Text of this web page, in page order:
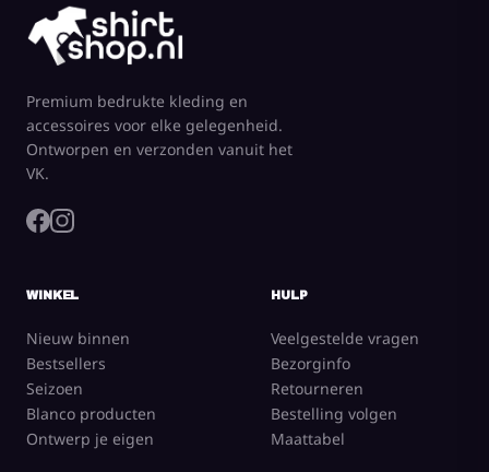
Premium bedrukte kleding en
accessoires voor elke gelegenheid.
Ontworpen en verzonden vanuit het
VK.
WINKEL
Nieuw binnen
Bestsellers
Seizoen
Blanco producten
Ontwerp je eigen
HULP
Veelgestelde vragen
Bezorginfo
Retourneren
Bestelling volgen
Maattabel